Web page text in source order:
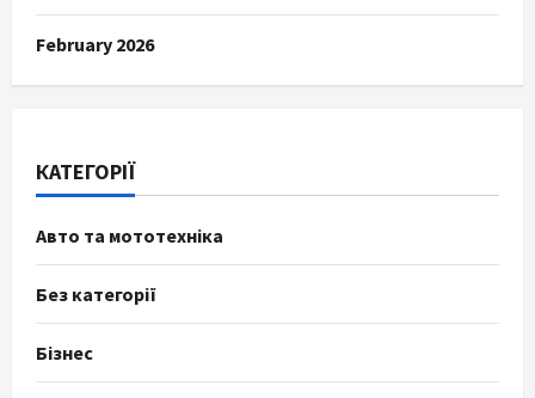
February 2026
КАТЕГОРІЇ
Авто та мототехніка
Без категорії
Бізнес